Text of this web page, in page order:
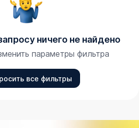
ничего не найдено
параметры фильтра
все фильтры